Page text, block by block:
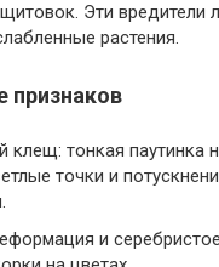
Эти вредители
растения.
признаков
клещ: тонкая паутинка
точки и
и